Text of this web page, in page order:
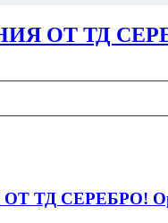
ОТ ТД
ТД СЕРЕБРО!